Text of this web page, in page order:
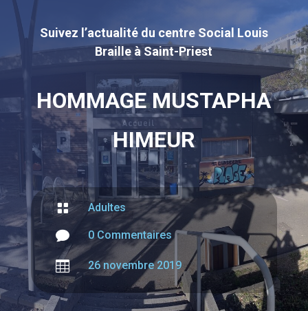
Suivez l’actualité du centre Social Louis
Braille à Saint-Priest
HOMMAGE MUSTAPHA
HIMEUR
 Adultes
 0 Commentaires
 26 novembre 2019